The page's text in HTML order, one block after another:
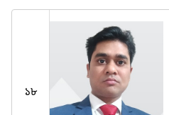
১৮